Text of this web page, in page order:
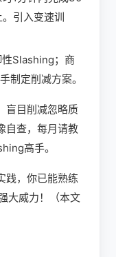
引入变速训
Slashing；商
制定削减方案。
盲目削减忽略质
自查，每月请教
高手。
践，你已能熟练
大威力！（本文